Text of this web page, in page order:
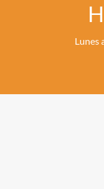
Lunes